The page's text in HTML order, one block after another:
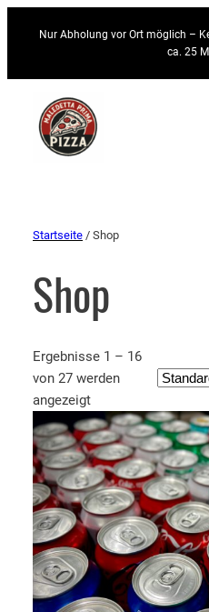
Nur Abholung vor Ort möglich –
ca. 25
Startseite / Shop
Shop
Ergebnisse 1 – 16
von 27 werden
angezeigt